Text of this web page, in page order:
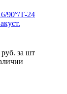
руб. за шт